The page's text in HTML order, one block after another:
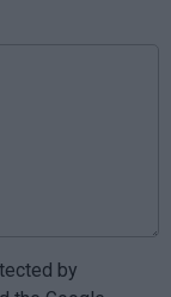
by